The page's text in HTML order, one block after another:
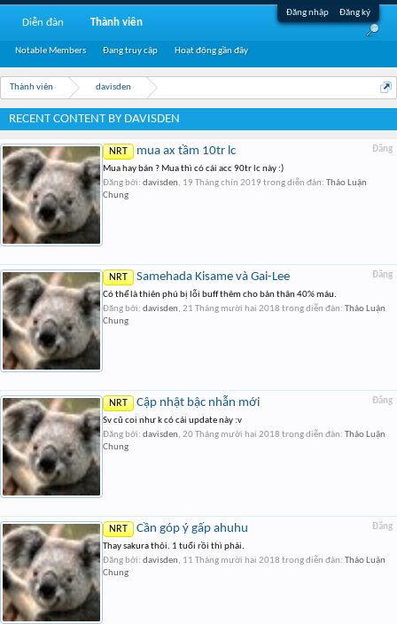
Đăng nhập Đăng ký
Thành viên davisden
RECENT CONTENT BY DAVISDEN
Đăng
NRT mua ax tầm 10tr lc
Mua hay bán ? Mua thì có cái acc 90tr lc này :)
Đăng bởi: davisden, 19 Tháng chín 2019 trong diễn đàn: Thảo Luận
Chung
Đăng
NRT Samehada Kisame và Gai-Lee
Có thể là thiên phú bị lỗi buff thêm cho bản thân 40% máu.
Đăng bởi: davisden, 21 Tháng mười hai 2018 trong diễn đàn: Thảo Luận
Chung
Đăng
NRT Cập nhật bậc nhẫn mới
Sv cũ coi như k có cái update này :v
Đăng bởi: davisden, 20 Tháng mười hai 2018 trong diễn đàn: Thảo Luận
Chung
Đăng
NRT Cần góp ý gấp ahuhu
Thay sakura thôi. 1 tuổi rồi thì phải.
Đăng bởi: davisden, 11 Tháng mười hai 2018 trong diễn đàn: Thảo Luận
Chung
Diễn đàn Thành viên
Notable Members Đang truy cập Hoạt động gần đây